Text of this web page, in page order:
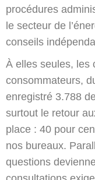
procédures
le secteur de
conseils
À elles seules, les
consommateurs,
enregistré 3.788
surtout le retour
place : 40 pour
nos bureaux.
questions